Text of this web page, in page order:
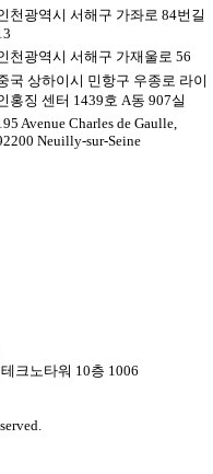
천광역시 서해구 가좌로 84번길
천광역시 서해구 가재울로 56
국 상하이시 민항구 우종로 라이
홍징 센터 1439호 A동 907실
Avenue Charles de Gaulle,
Neuilly-sur-Seine
크노타워 10층 1006